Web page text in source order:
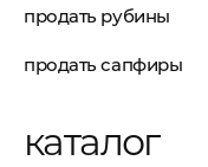
продать рубины
продать сапфиры
каталог